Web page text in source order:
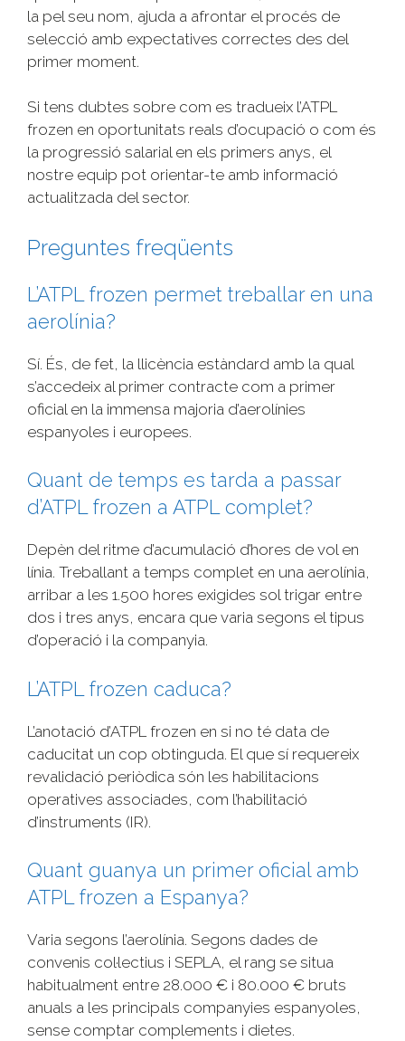
la pel seu nom, ajuda a afrontar el procés de
selecció amb expectatives correctes des del
primer moment.
Si tens dubtes sobre com es tradueix l’ATPL
frozen en oportunitats reals d’ocupació o com és
la progressió salarial en els primers anys, el
nostre equip pot orientar-te amb informació
actualitzada del sector.
Preguntes freqüents
L’ATPL frozen permet treballar en una
aerolínia?
Sí. És, de fet, la llicència estàndard amb la qual
s’accedeix al primer contracte com a primer
oficial en la immensa majoria d’aerolínies
espanyoles i europees.
Quant de temps es tarda a passar
d’ATPL frozen a ATPL complet?
Depèn del ritme d’acumulació d’hores de vol en
línia. Treballant a temps complet en una aerolínia,
arribar a les 1.500 hores exigides sol trigar entre
dos i tres anys, encara que varia segons el tipus
d’operació i la companyia.
L’ATPL frozen caduca?
L’anotació d’ATPL frozen en si no té data de
caducitat un cop obtinguda. El que sí requereix
revalidació periòdica són les habilitacions
operatives associades, com l’habilitació
d’instruments (IR).
Quant guanya un primer oficial amb
ATPL frozen a Espanya?
Varia segons l’aerolínia. Segons dades de
convenis col·lectius i SEPLA, el rang se situa
habitualment entre 28.000 € i 80.000 € bruts
anuals a les principals companyies espanyoles,
sense comptar complements i dietes.